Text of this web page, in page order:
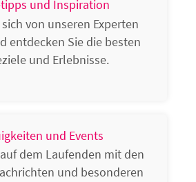
und Inspiration
von unseren Experten
entdecken Sie die besten
und Erlebnisse.
und Events
dem Laufenden mit den
und besonderen